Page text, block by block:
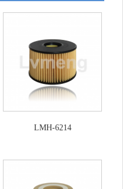
LMH-6214